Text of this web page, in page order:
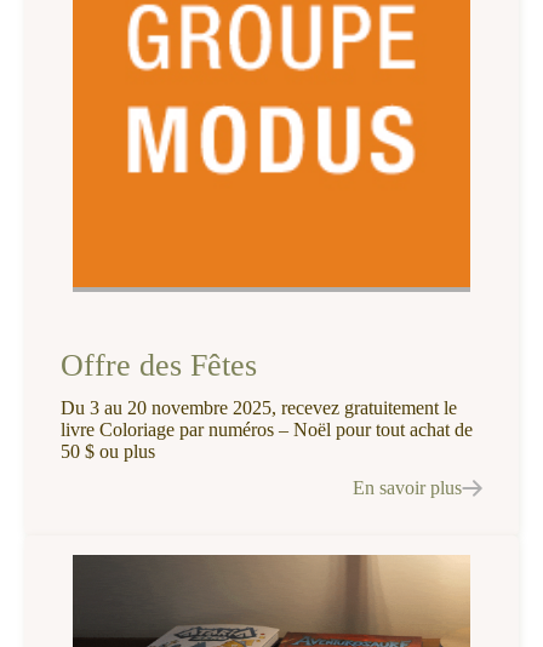
Offre des Fêtes
Du 3 au 20 novembre 2025, recevez gratuitement le
livre Coloriage par numéros – Noël pour tout achat de
50 $ ou plus
En savoir plus